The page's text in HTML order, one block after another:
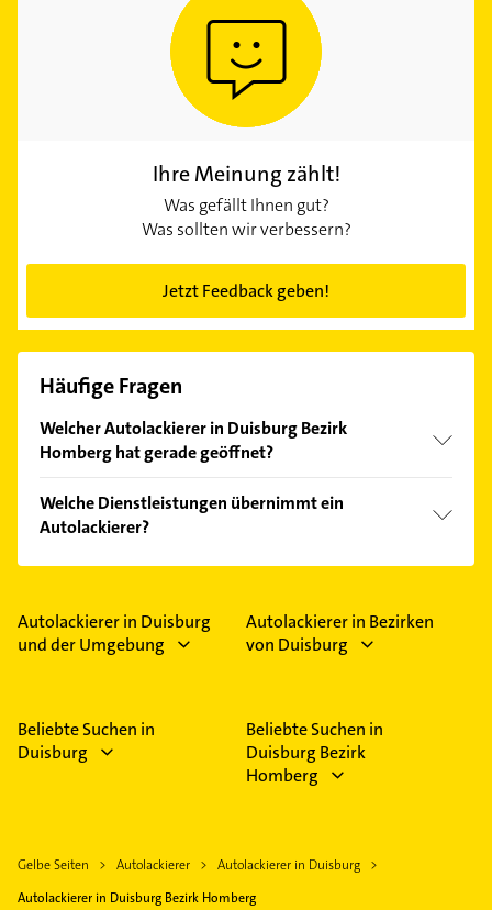
Ihre Meinung zählt!
Was gefällt Ihnen gut?
Was sollten wir verbessern?
Jetzt Feedback geben!
Häufige Fragen
Welcher Autolackierer in Duisburg Bezirk
Homberg hat gerade geöffnet?
Bitte beachten Sie, dass diese an Sonn- und
Feiertagen abweichen können.
Welche Dienstleistungen übernimmt ein
Autolackierer?
Folgende Leistungen werden angeboten:
Sonderlackierung.
Autolackierer in Duisburg
und der Umgebung
Autolackierer in Bezirken
von Duisburg
Beliebte Suchen in
Duisburg
Beliebte Suchen in
Duisburg Bezirk
Homberg
Gelbe Seiten Autolackierer
Autolackierer in Duisburg
Autolackierer in Duisburg Bezirk Homberg